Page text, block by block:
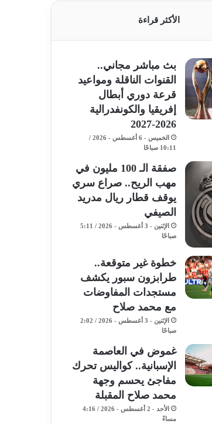
الأكثر قراءة
بث مباشر مجاني..
القنوات الناقلة ومواعيد
قرعة دوري أبطال
إفريقيا والكونفدرالية
2026-2027
الخميس - 6 أغسطس - 2026 /
10:11 صباحًا
صفقة الـ 100 مليون في
مهب الريح.. صراع سري
يوقف قطار ريال مدريد
الصيفي
الإثنين - 3 أغسطس - 2026 / 5:11
صباحًا
خطوة غير متوقعة..
طرابزون سبور يكشف
مستجدات المفاوضات
مع محمد صلاح
الإثنين - 3 أغسطس - 2026 / 2:02
صباحًا
غموض في العاصمة
الإسبانية.. كواليس تحرك
مفاجئ يحسم وجهة
محمد صلاح المقبلة
الأحد - 2 أغسطس - 2026 / 4:16
مساءً